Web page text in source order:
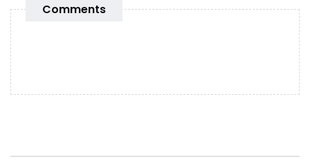
Comments